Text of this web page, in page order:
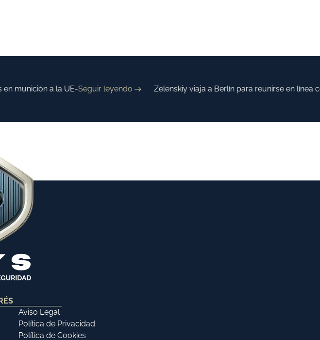
a la UE -Seguir leyendo Zelenskiy viaja a Berlín para reunirse en línea
Aviso Legal
Política de Privacidad
Política de Cookies